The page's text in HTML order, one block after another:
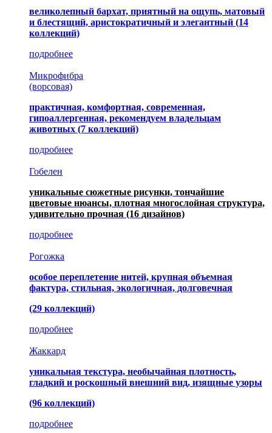
великолепный бархат, приятный на ощупь, матовый
и блестящий, аристократичный и элегантный (14
коллекций)
подробнее
Микрофибра
(ворсовая)
практичная, комфортная, современная,
гипоаллергенная, рекомендуем владельцам
животных (7 коллекций)
подробнее
Гобелен
уникальные сюжетные рисунки, тончайшие
цветовые нюансы, плотная многослойная структура,
удивительно прочная (16 дизайнов)
подробнее
Рогожка
особое переплетение нитей, крупная объемная
фактура, стильная, экологичная, долговечная
(29 коллекций)
подробнее
Жаккард
уникальная текстура, необычайная плотность,
гладкий и роскошный внешний вид, изящные узоры
(96 коллекций)
подробнее